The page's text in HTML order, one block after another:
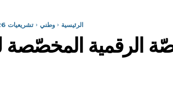
الرئيسية وطني تشريعيات 2026
الرقمية المخصّصة